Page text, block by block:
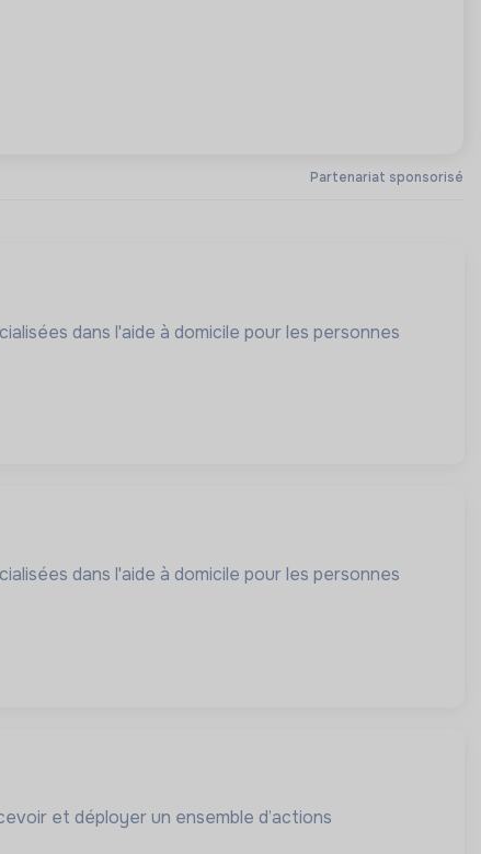
Partenariat sponsorisé
dans l'aide à domicile pour les personnes
dans l'aide à domicile pour les personnes
et déployer un ensemble d’actions